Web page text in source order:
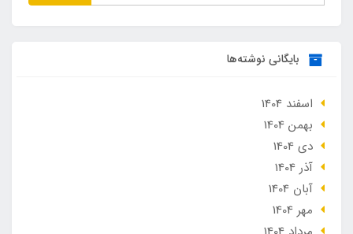
بایگانی نوشته‌ها
اسفند 1404
بهمن 1404
دی 1404
آذر 1404
آبان 1404
مهر 1404